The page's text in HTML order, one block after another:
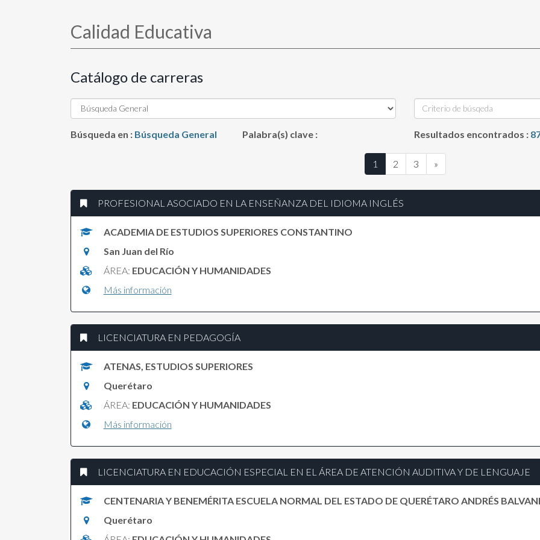
Eventos y Actividades
Calidad Educativa
Catálogo de carreras
Búsqueda en : Búsqueda General Palabra(s) clave : Resultados encontrados :
1 2 3 »
PROFESIONAL ASOCIADO EN LA ENSEÑANZA DEL IDIOMA INGLÉS
ACADEMIA DE ESTUDIOS SUPERIORES CONSTANTINO
San Juan del Río
ÁREA: EDUCACIÓN Y HUMANIDADES
Más información
LICENCIATURA EN PEDAGOGÍA
ATENAS, ESTUDIOS SUPERIORES
Querétaro
ÁREA: EDUCACIÓN Y HUMANIDADES
Más información
LICENCIATURA EN EDUCACIÓN ESPECIAL EN EL ÁREA DE ATENCIÓN AUDITIVA Y DE LENGUAJE
CENTENARIA Y BENEMÉRITA ESCUELA NORMAL DEL ESTADO DE QUERÉTARO ANDRÉS
Querétaro